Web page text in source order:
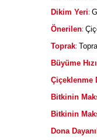
Dikim Yeri:
Önerilen:
Toprak:
Büyüme Hızı
Çiçeklenme
Bitkinin
Bitkinin
Dona